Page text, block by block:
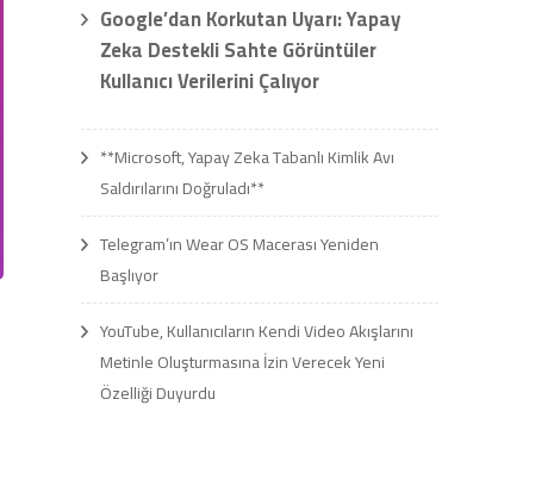
Google’dan Korkutan Uyarı: Yapay
Zeka Destekli Sahte Görüntüler
Kullanıcı Verilerini Çalıyor
**Microsoft, Yapay Zeka Tabanlı Kimlik Avı
Saldırılarını Doğruladı**
Telegram’ın Wear OS Macerası Yeniden
Başlıyor
YouTube, Kullanıcıların Kendi Video Akışlarını
Metinle Oluşturmasına İzin Verecek Yeni
Özelliği Duyurdu